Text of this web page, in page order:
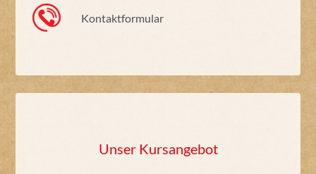
Kontaktformular
Unser Kursangebot